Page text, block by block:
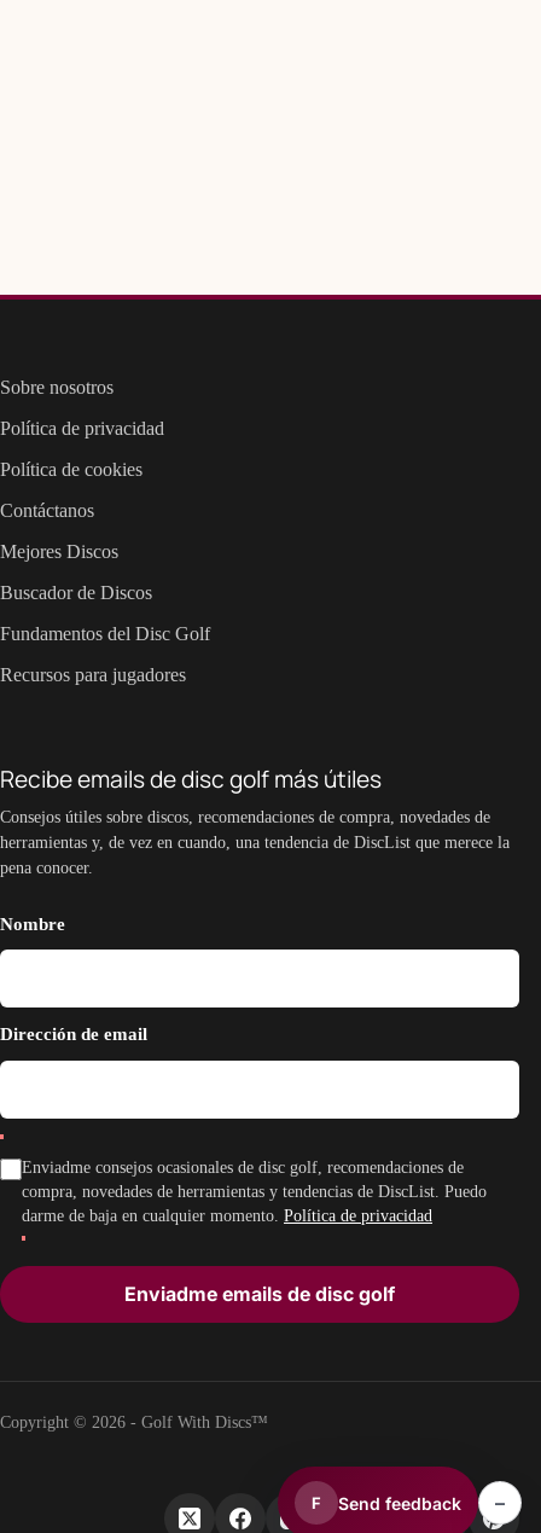
Sobre nosotros
Política de privacidad
Política de cookies
Contáctanos
Mejores Discos
Buscador de Discos
Fundamentos del Disc Golf
Recursos para jugadores
Recibe emails de disc golf más útiles
Consejos útiles sobre discos, recomendaciones de compra, novedades de
herramientas y, de vez en cuando, una tendencia de DiscList que merece la
pena conocer.
Nombre
Dirección de email
Enviadme consejos ocasionales de disc golf, recomendaciones de
compra, novedades de herramientas y tendencias de DiscList. Puedo
darme de baja en cualquier momento. Política de privacidad
Enviadme emails de disc golf
Copyright © 2026 - Golf With Discs™
F Send feedback –